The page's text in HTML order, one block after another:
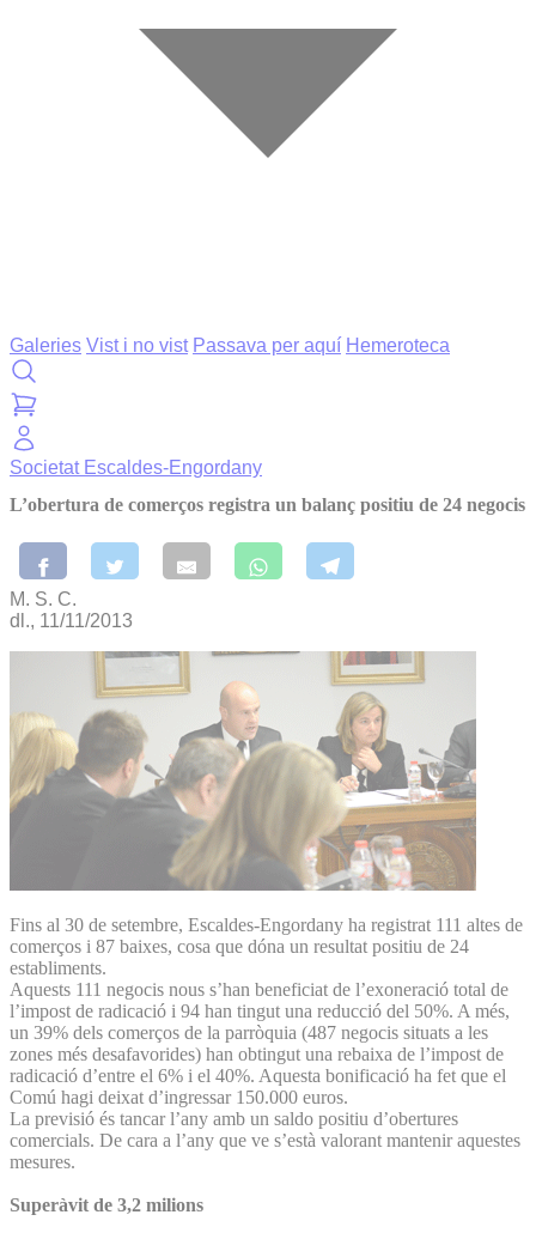
Galeries Vist i no vist Passava per aquí Hemeroteca
Societat Escaldes-Engordany
L’obertura de comerços registra un balanç positiu de 24 negocis
M. S. C.
dl., 11/11/2013
Fins al 30 de setembre, Escaldes-Engordany ha registrat 111 altes de
comerços i 87 baixes, cosa que dóna un resultat positiu de 24
establiments.
Aquests 111 negocis nous s’han beneficiat de l’exoneració total de
l’impost de radicació i 94 han tingut una reducció del 50%. A més,
un 39% dels comerços de la parròquia (487 negocis situats a les
zones més desafavorides) han obtingut una rebaixa de l’impost de
radicació d’entre el 6% i el 40%. Aquesta bonificació ha fet que el
Comú hagi deixat d’ingressar 150.000 euros.
La previsió és tancar l’any amb un saldo positiu d’obertures
comercials. De cara a l’any que ve s’està valorant mantenir aquestes
mesures.
Superàvit de 3,2 milions